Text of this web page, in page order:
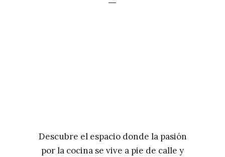
Descubre el espacio donde la pasión
por la cocina se vive a pie de calle y